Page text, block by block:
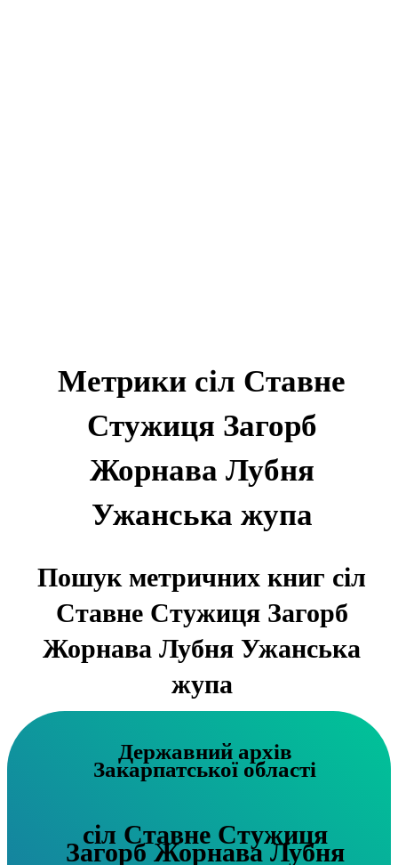
Метрики сіл Ставне
Стужиця Загорб
Жорнава Лубня
Ужанська жупа
Пошук метричних книг сіл
Ставне Стужиця Загорб
Жорнава Лубня Ужанська
жупа
Державний архів
Закарпатської області
сіл Ставне Стужиця
Загорб Жорнава Лубня